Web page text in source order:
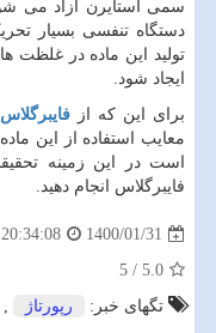
سمی استایرن آزاد می
دستگاه تنفسی بسیار
تولید این ماده در
ایجاد شود.
برای این که ازفایبرگلاس
معایب استفاده از این
است در این زمینه
فایبرگلاس انجام دهید.
1400/01/31
20:34:08
5.0
/
5
تگهای خبر:
رپورتاژ ,